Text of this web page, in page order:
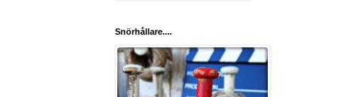
Snörhållare....